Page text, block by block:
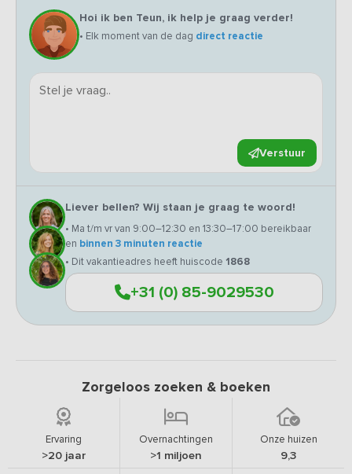
Hoi ik ben Teun, ik help je graag verder!
• Elk moment van de dag direct reactie
Verstuur
Liever bellen? Wij staan je graag te woord!
• Ma t/m vr van 9:00–12:30 en 13:30–17:00 bereikbaar
en binnen 3 minuten reactie
• Dit vakantieadres heeft huiscode 1868
+31 (0) 85-9029530
Zorgeloos zoeken & boeken
Ervaring
>20 jaar
Overnachtingen
>1 miljoen
Onze huizen
9,3